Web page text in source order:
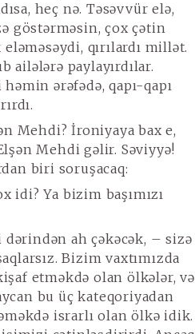
heç nə. Təsəvvür elə,
göstərməsin, çox çətin
qırılardı millət.
ailələrə paylayırdılar.
ərəfədə, qapı-qapı
Mehdi? İroniyaya bax e,
Mehdi gəlir. Səviyyə!
biri soruşacaq:
idi? Ya bizim başımızı
ah çəkəcək, – sizə
Bizim vaxtımızda
etməkdə olan ölkələr, və
bu üç kateqoriyadan
israrlı olan ölkə idik.